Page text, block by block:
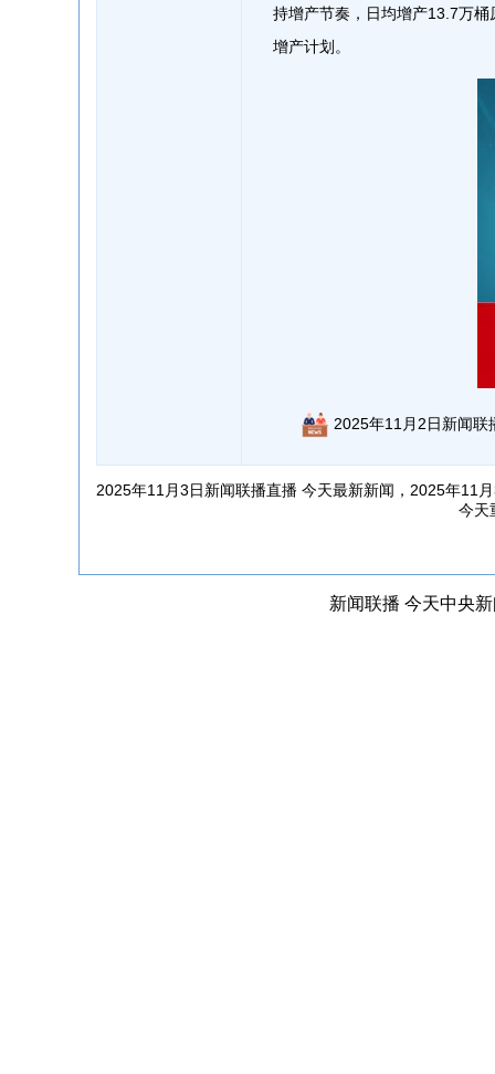
持增产节奏，日均增产13.7万
增产计划。
2025年11月2日新闻联
2025年11月3日新闻联播直播 今天最新新闻，2025年11
今天
新闻联播 今天中央